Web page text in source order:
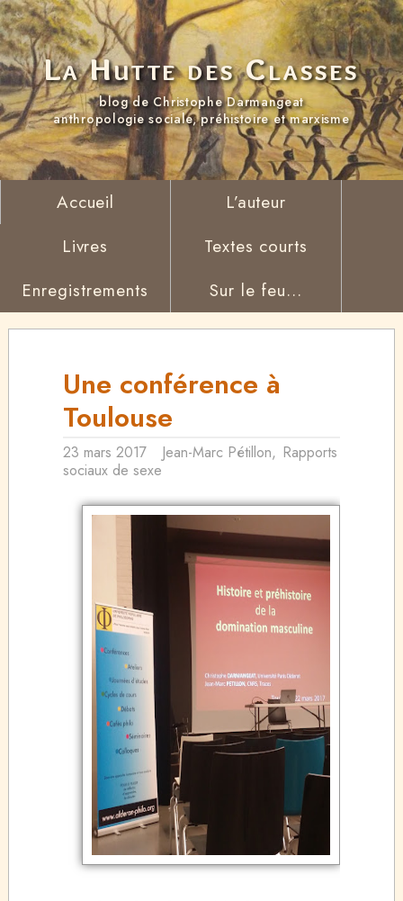
La Hutte des Classes
blog de Christophe Darmangeat
anthropologie sociale, préhistoire et marxisme
Accueil
L’auteur
Livres
Textes courts
Enregistrements
Sur le feu...
Une conférence à
Toulouse
23 mars 2017 Jean-Marc Pétillon, Rapports
sociaux de sexe